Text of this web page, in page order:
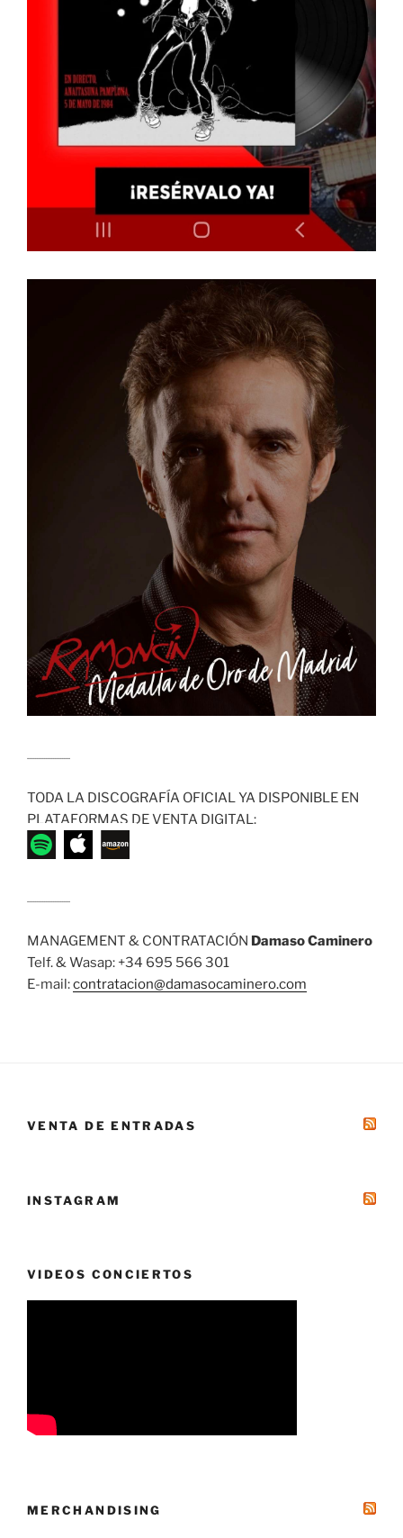
TODA LA DISCOGRAFÍA OFICIAL YA DISPONIBLE EN
PLATAFORMAS DE VENTA DIGITAL:
MANAGEMENT & CONTRATACIÓN Damaso Caminero
Telf. & Wasap: +34 695 566 301
E-mail:contratacion@damasocaminero.com
VENTA DE ENTRADAS
INSTAGRAM
VIDEOS CONCIERTOS
MERCHANDISING